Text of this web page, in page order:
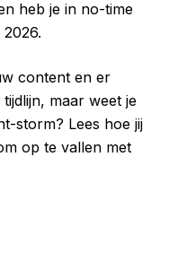
heb je in no-time
content en er
maar weet je
storm? Lees hoe jij
op te vallen met